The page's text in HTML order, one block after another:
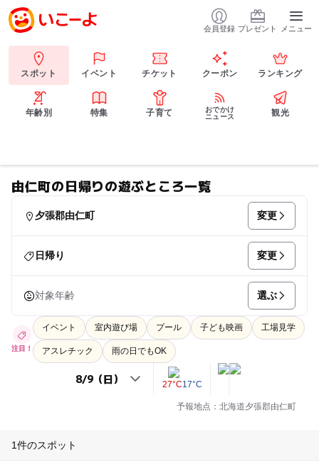
会員登録 プレゼント メニュー
スポット イベント チケット クーポン ランキング
年齢別 特集 子育て
おでかけ
ニュース
観光
由仁町の日帰りの遊ぶところ一覧
夕張郡由仁町 変更
日帰り 変更
対象年齢 選ぶ
注目！
イベント 室内遊び場 プール 子ども映画 工場見学
アスレチック 雨の日でもOK
27°C17°C
予報地点：北海道夕張郡由仁町
1件のスポット